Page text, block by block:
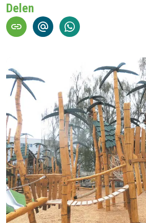
Delen